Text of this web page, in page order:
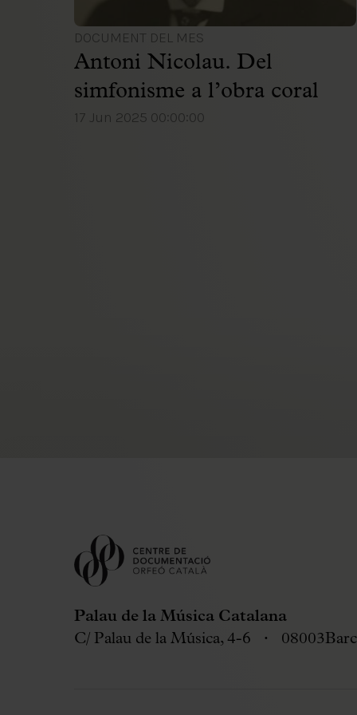
DOCUMENT DEL MES
Antoni Nicolau. Del
simfonisme a l’obra coral
17 Jun 2025 00:00:00
Palau de la Música Catalana
C/ Palau de la Música, 4-6
08003